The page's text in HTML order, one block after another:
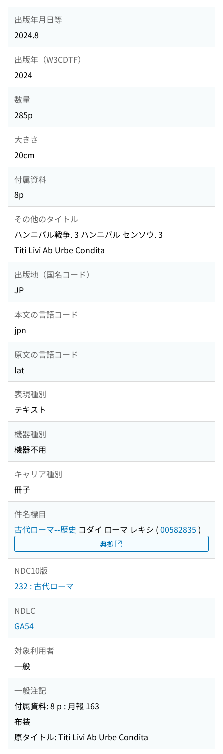
出版年月日等
2024.8
出版年（W3CDTF）
2024
数量
285p
大きさ
20cm
付属資料
8p
その他のタイトル
ハンニバル戦争. 3 ハンニバル センソウ. 3
Titi Livi Ab Urbe Condita
出版地（国名コード）
JP
本文の言語コード
jpn
原文の言語コード
lat
表現種別
テキスト
機器種別
機器不用
キャリア種別
冊子
件名標目
古代ローマ--歴史 コダイ ローマ レキシ (00582835 )
典拠
NDC10版
232 : 古代ローマ
NDLC
GA54
対象利用者
一般
一般注記
付属資料: 8 p : 月報 163
布装
原タイトル: Titi Livi Ab Urbe Condita